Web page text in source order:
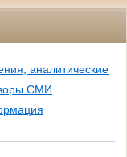
аналитические
СМИ